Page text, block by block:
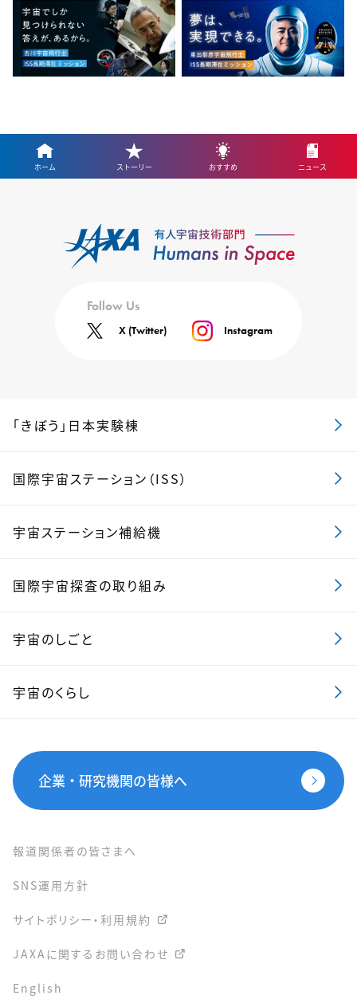
ホーム ストーリー おすすめ ニュース
Follow Us
X (Twitter) Instagram
「きぼう」日本実験棟
国際宇宙ステーション（ISS）
宇宙ステーション補給機
国際宇宙探査の取り組み
宇宙のしごと
宇宙のくらし
企業・研究機関の皆様へ
報道関係者の皆さまへ
SNS運用方針
サイトポリシー・利用規約
JAXAに関するお問い合わせ
English